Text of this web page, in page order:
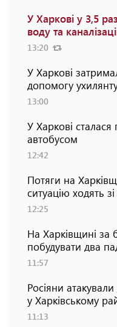
У Харкові у 3,5
воду та
13:20
У Харкові
допомогу
13:00
У Харкові
автобусом
12:42
Потяги на
ситуацію ходять
12:25
На Харківщині за
побудувати два
11:57
Росіяни
у Харківському
11:13